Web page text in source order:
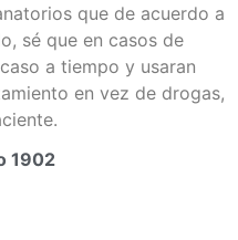
que de acuerdo a
sé que en casos de
a tiempo y usaran
en vez de drogas,
1902